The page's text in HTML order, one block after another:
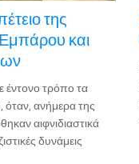
της
και
έντονο τρόπο τα
ανήμερα της
αιφνιδιαστικά
δυνάμεις